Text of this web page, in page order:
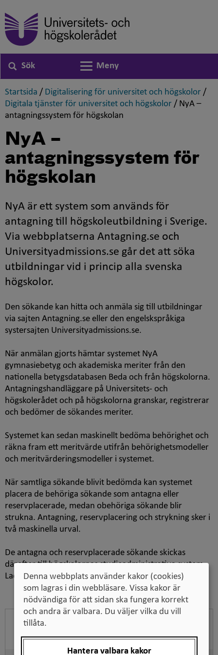
Sök
Växla navigering
Meny
Startsida ,
/ Digitalisering för universitet och högskolor ,
/
Digitala tjänster för universitet och högskolor ,
/ NyA –
antagningssystem för högskolan
NyA –
antagningssystem för
högskolan
NyA är ett system som används för
antagning till högskoleutbildning i Sverige.
Via webbplatserna Antagning.se och
Universityadmissions.se går det att söka
utbildningar vid i princip alla svenska
högskolor.
Den sökande kan hitta och anmäla sig till utbildningar
via sajten Antagning.se eller den engelskspråkiga
systersajten Universityadmissions.se.
När anmälan gjorts hämtar systemet NyA
gymnasiebetyg och akademiska meriter från den
nationella betygsdatabasen Beda och från högskolorna.
Antagningshandläggare på Universitets- och
högskolerådet och på högskolorna granskar, registrerar
och bedömer de sökandes meriter.
Systemet kan sedan maskinellt bedöma behörighet och
räkna fram ett meritvärde utifrån behörighetsmodeller
och meritvärderingsmodeller i systemet.
När samtliga sökande blivit bedömda kan systemet
placera de behöriga sökande som antagna eller
reservplacerade, medan obehöriga sökande blir
strukna. Antagning, reservplacering och strykning sker i
två maskinella urval.
De antagna och reservplacerade sökande skickas
därefter till högskolornas studieadministrativa system
Ladok.
Relaterade sidor och
dokument
Denna webbplats använder kakor (cookies)
som lagras i din webbläsare. Vissa kakor är
nödvändiga för att sidan ska fungera korrekt
och andra är valbara. Du väljer vilka du vill
tillåta.
Hantera valbara kakor